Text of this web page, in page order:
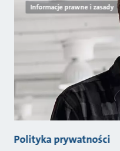
Informacje prawne i zasady
Polityka prywatności